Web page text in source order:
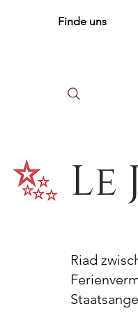
Finde uns
Riad